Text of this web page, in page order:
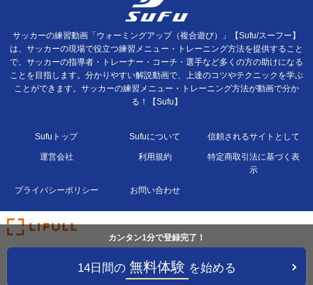
カンタン1分で登録完了！
14日間の 無料体験 を始める
サッカーの練習動画「ウォーミングアップ（複合遊び）」【Sufu/スーフー】
は、サッカーの現場で役立つ練習メニュー・トレーニング方法を提供すること
で、サッカーの指導者・トレーナー・コーチ・選手など多くの方の助けになる
ことを目指します。分かりやすい解説動画で、上達のコツやテクニックを学ぶ
ことができます。サッカーの練習メニュー・トレーニング方法が動画で分か
る！【Sufu】
Sufuトップ Sufuについて 信頼されるサイトとして
運営会社 利用規約
特定商取引法に基づく表
示
プライバシーポリシー お問い合わせ